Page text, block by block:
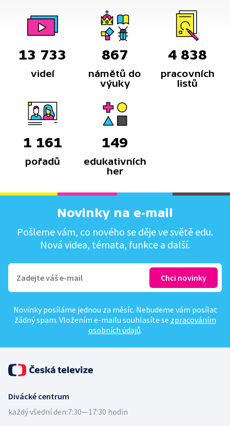
13 733
videí
867
námětů do
výuky
4 838
pracovních
listů
1 161
pořadů
149
edukativních
her
Novinky na e-mail
Pošleme vám, co nového se děje ve světě edu.
Nová videa, témata, funkce a další.
Novinky posíláme jednou za měsíc. Nebudeme vám posílat
žádný spam. Vložením e-mailu souhlasíte se zpracováním
osobních údajů.